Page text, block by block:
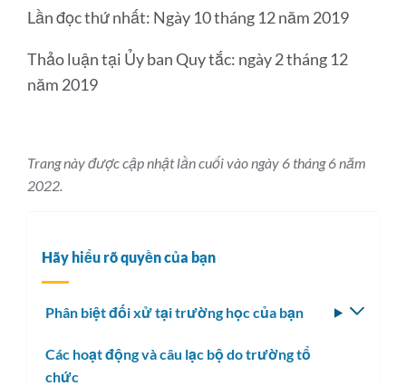
Lần đọc thứ nhất: Ngày 10 tháng 12 năm 2019
Thảo luận tại Ủy ban Quy tắc: ngày 2 tháng 12
năm 2019
Trang này được cập nhật lần cuối vào ngày 6 tháng 6 năm
2022.
Hãy hiểu rõ quyền của bạn
Phân biệt đối xử tại trường học của bạn
Các hoạt động và câu lạc bộ do trường tổ
chức